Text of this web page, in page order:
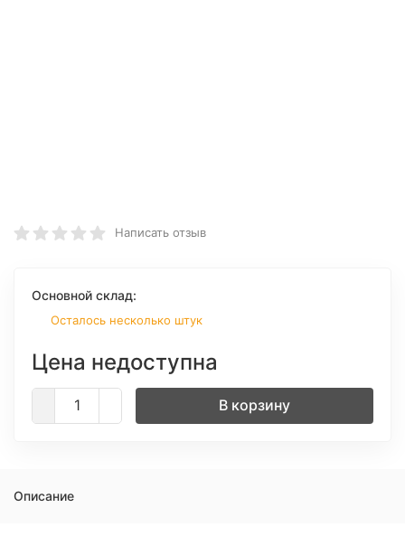
Написать отзыв
Основной склад:
Осталось несколько штук
Цена недоступна
В корзину
Описание